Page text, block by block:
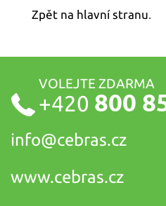
Zpět na hlavní stranu.
VOLEJTE ZDARMA
+420 800
info@cebras.cz
www.cebras.cz